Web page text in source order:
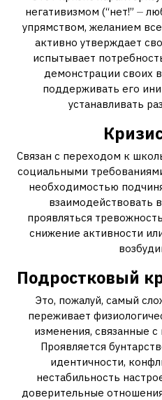
негативизмом (“нет!” ⏤
упрямством, желанием
активно утверждает
испытывает
демонстрации своих
поддерживать его
устанавливать
Связан с переходом к
социальными
необходимостью
взаимодействовать
проявляться
снижение активности
Подростковый
Это, пожалуй, самый
переживает
изменения, связанные
Проявляется
идентичности,
нестабильность
доверительные